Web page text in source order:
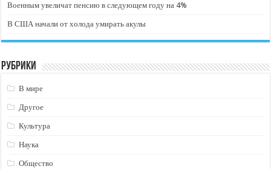
Военным увеличат пенсию в следующем году на 4%
В США начали от холода умирать акулы
Рубрики
В мире
Другое
Культура
Наука
Общество